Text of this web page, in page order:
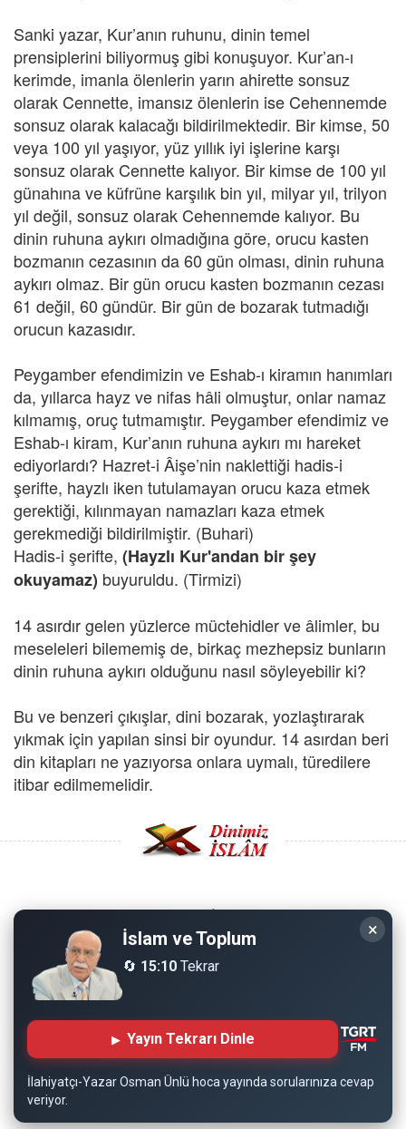
Sanki yazar, Kur’anın ruhunu, dinin temel
prensiplerini biliyormuş gibi konuşuyor. Kur’an-ı
kerimde, imanla ölenlerin yarın ahirette sonsuz
olarak Cennette, imansız ölenlerin ise Cehennemde
sonsuz olarak kalacağı bildirilmektedir. Bir kimse, 50
veya 100 yıl yaşıyor, yüz yıllık iyi işlerine karşı
sonsuz olarak Cennette kalıyor. Bir kimse de 100 yıl
günahına ve küfrüne karşılık bin yıl, milyar yıl, trilyon
yıl değil, sonsuz olarak Cehennemde kalıyor. Bu
dinin ruhuna aykırı olmadığına göre, orucu kasten
bozmanın cezasının da 60 gün olması, dinin ruhuna
aykırı olmaz. Bir gün orucu kasten bozmanın cezası
61 değil, 60 gündür. Bir gün de bozarak tutmadığı
orucun kazasıdır.
Peygamber efendimizin ve Eshab-ı kiramın hanımları
da, yıllarca hayz ve nifas hâli olmuştur, onlar namaz
kılmamış, oruç tutmamıştır. Peygamber efendimiz ve
Eshab-ı kiram, Kur’anın ruhuna aykırı mı hareket
ediyorlardı? Hazret-i Âişe’nin naklettiği hadis-i
şerifte, hayzlı iken tutulamayan orucu kaza etmek
gerektiği, kılınmayan namazları kaza etmek
gerekmediği bildirilmiştir. (Buhari)
Hadis-i şerifte, (Hayzlı Kur'andan bir şey
okuyamaz) buyuruldu. (Tirmizi)
14 asırdır gelen yüzlerce müctehidler ve âlimler, bu
meseleleri bilememiş de, birkaç mezhepsiz bunların
dinin ruhuna aykırı olduğunu nasıl söyleyebilir ki?
Bu ve benzeri çıkışlar, dini bozarak, yozlaştırarak
yıkmak için yapılan sinsi bir oyundur. 14 asırdan beri
din kitapları ne yazıyorsa onlara uymalı, türedilere
itibar edilmemelidir.
Copyright © 2008 - Dinimiz İslam. Her Hakkı Saklıdır.
Sitemizdeki bilgiler, bütün insanların istifadesi için
hazırlanmıştır. Orijinaline sadık kalmak şartıyla, izin
almaya gerek kalmadan, herkes istediği gibi alıp istifade
edebilir.
Normal Siteyi Göster
×
İslam ve Toplum
🔄 15:10 Tekrar
Yayın Tekrarı Dinle
İlahiyatçı-Yazar Osman Ünlü hoca yayında sorularınıza cevap
veriyor.